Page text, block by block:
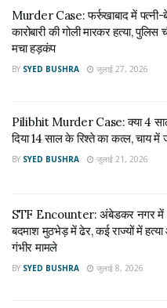
चीख-पुकार से जागे
रात के सन्नाटे में अचानक घर से
आसपास के लोग जाग गए। जब
अस्पताल ले जाया गया।
ट्रॉमा सेंटर रेफर कर दिया।
सूचना मिलते ही पुलिस मौके पर
लिए भेज दिया गया। गांव में तनाव
तैनात कर दिया गया है, ताकि
अधिकारियों का कहना है कि
Murder Case: फर्रुखाबाद में पत्नी-
कारोबारी की गोली मारकर हत्या,
मचा हड़कंप
BY SYED BUSHRA जुलाई 27, 2026
Pilibhit Murder Case: क्या 4
दिया 14 साल के रिश्ते का कत्ल, चाय में
BY SYED BUSHRA जुलाई 21, 2026
STF Encounter: अंबेडकर नगर में
बदमाश मुठभेड़ में ढेर, कई राज्यों में
गंभीर मामले
BY SYED BUSHRA जुलाई 8, 2026